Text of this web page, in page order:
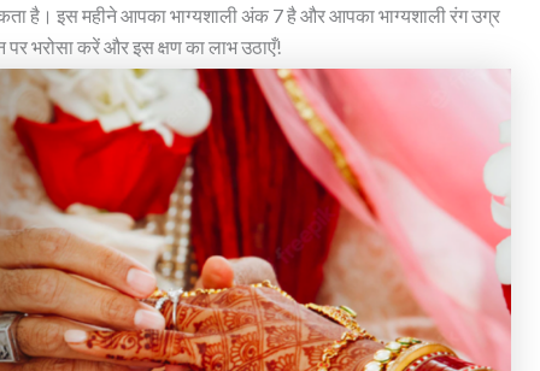
है। इस महीने आपका भाग्यशाली अंक 7 है और आपका भाग्यशाली रंग उग्र
पर भरोसा करें और इस क्षण का लाभ उठाएँ!